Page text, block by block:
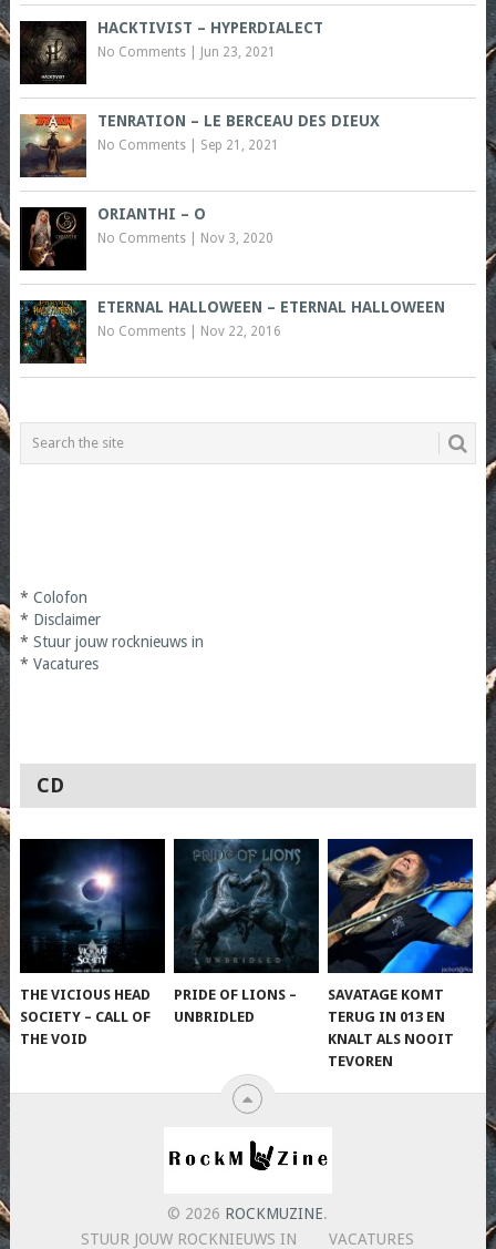
HACKTIVIST – HYPERDIALECT
No Comments| Jun 23, 2021
TENRATION – LE BERCEAU DES DIEUX
No Comments| Sep 21, 2021
ORIANTHI – O
No Comments| Nov 3, 2020
ETERNAL HALLOWEEN – ETERNAL HALLOWEEN
No Comments| Nov 22, 2016
* Colofon
* Disclaimer
* Stuur jouw rocknieuws in
* Vacatures
CD
THE VICIOUS HEAD
SOCIETY – CALL OF
THE VOID
PRIDE OF LIONS –
UNBRIDLED
SAVATAGE KOMT
TERUG IN 013 EN
KNALT ALS NOOIT
TEVOREN
© 2026 ROCKMUZINE.
STUUR JOUW ROCKNIEUWS IN
VACATURES